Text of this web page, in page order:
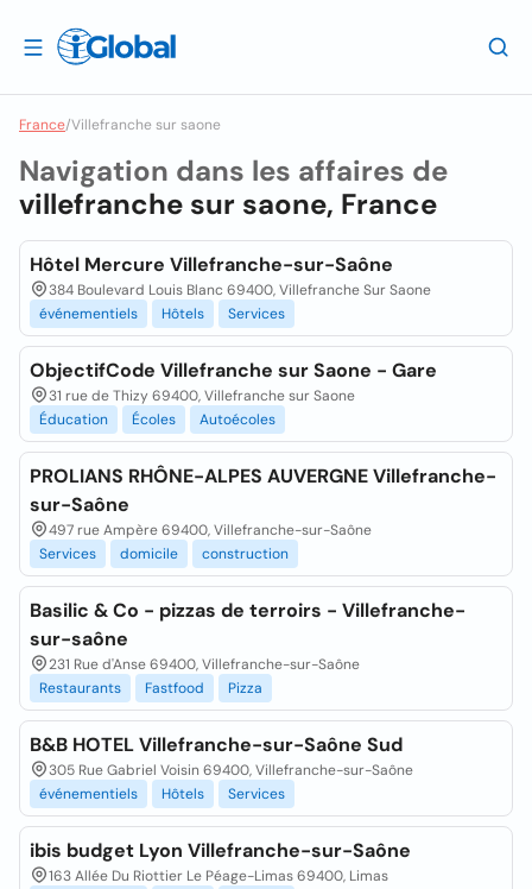
France/Villefranche sur saone
Navigation dans les affaires de
villefranche sur saone, France
Hôtel Mercure Villefranche-sur-Saône
384 Boulevard Louis Blanc 69400, Villefranche Sur Saone
événementiels
Hôtels Services
ObjectifCode Villefranche sur Saone - Gare
31 rue de Thizy 69400, Villefranche sur Saone
Éducation
Écoles Autoécoles
PROLIANS RHÔNE-ALPES AUVERGNE Villefranche-
sur-Saône
497 rue Ampère 69400, Villefranche-sur-Saône
Services
domicile construction
Basilic & Co - pizzas de terroirs - Villefranche-
sur-saône
231 Rue d'Anse 69400, Villefranche-sur-Saône
Restaurants
Fastfood Pizza
B&B HOTEL Villefranche-sur-Saône Sud
305 Rue Gabriel Voisin 69400, Villefranche-sur-Saône
événementiels
Hôtels Services
ibis budget Lyon Villefranche-sur-Saône
163 Allée Du Riottier Le Péage-Limas 69400, Limas